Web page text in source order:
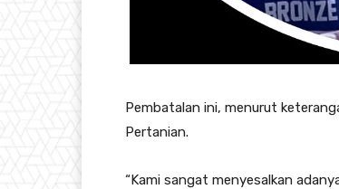
Pembatalan ini, menurut
Pertanian.
“Kami sangat menyesalkan